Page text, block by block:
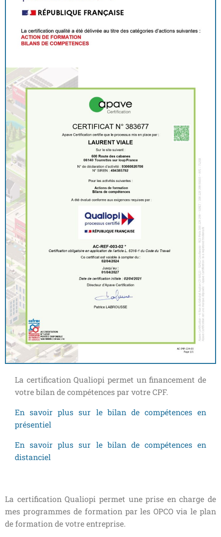
La certification Qualiopi permet un financement de
votre bilan de compétences par votre CPF.
En savoir plus sur le bilan de compétences en
présentiel
En savoir plus sur le bilan de compétences en
distanciel
La certification Qualiopi permet une prise en charge de
mes programmes de formation par les OPCO via le plan
de formation de votre entreprise.